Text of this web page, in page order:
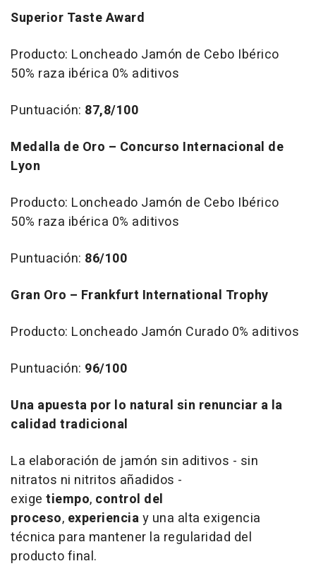
Superior Taste Award
Producto: Loncheado Jamón de Cebo Ibérico
50% raza ibérica 0% aditivos
Puntuación: 87,8/100
Medalla de Oro – Concurso Internacional de
Lyon
Producto: Loncheado Jamón de Cebo Ibérico
50% raza ibérica 0% aditivos
Puntuación: 86/100
Gran Oro – Frankfurt International Trophy
Producto: Loncheado Jamón Curado 0% aditivos
Puntuación: 96/100
Una apuesta por lo natural sin renunciar a la
calidad tradicional
La elaboración de jamón sin aditivos - sin
nitratos ni nitritos añadidos -
exige tiempo, control del
proceso, experienciay una alta exigencia
técnica para mantener la regularidad del
producto final.